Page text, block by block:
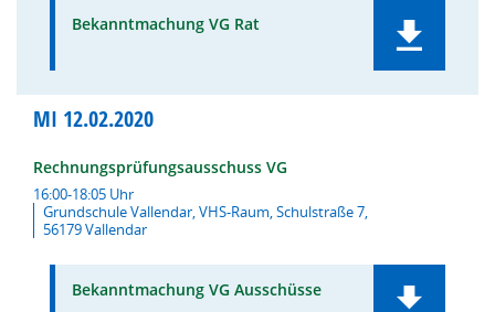
Bekanntmachung VG Rat
MI 12.02.2020
Rechnungsprüfungsausschuss VG
16:00-18:05 Uhr
Grundschule Vallendar, VHS-Raum, Schulstraße 7,
56179 Vallendar
Bekanntmachung VG Ausschüsse